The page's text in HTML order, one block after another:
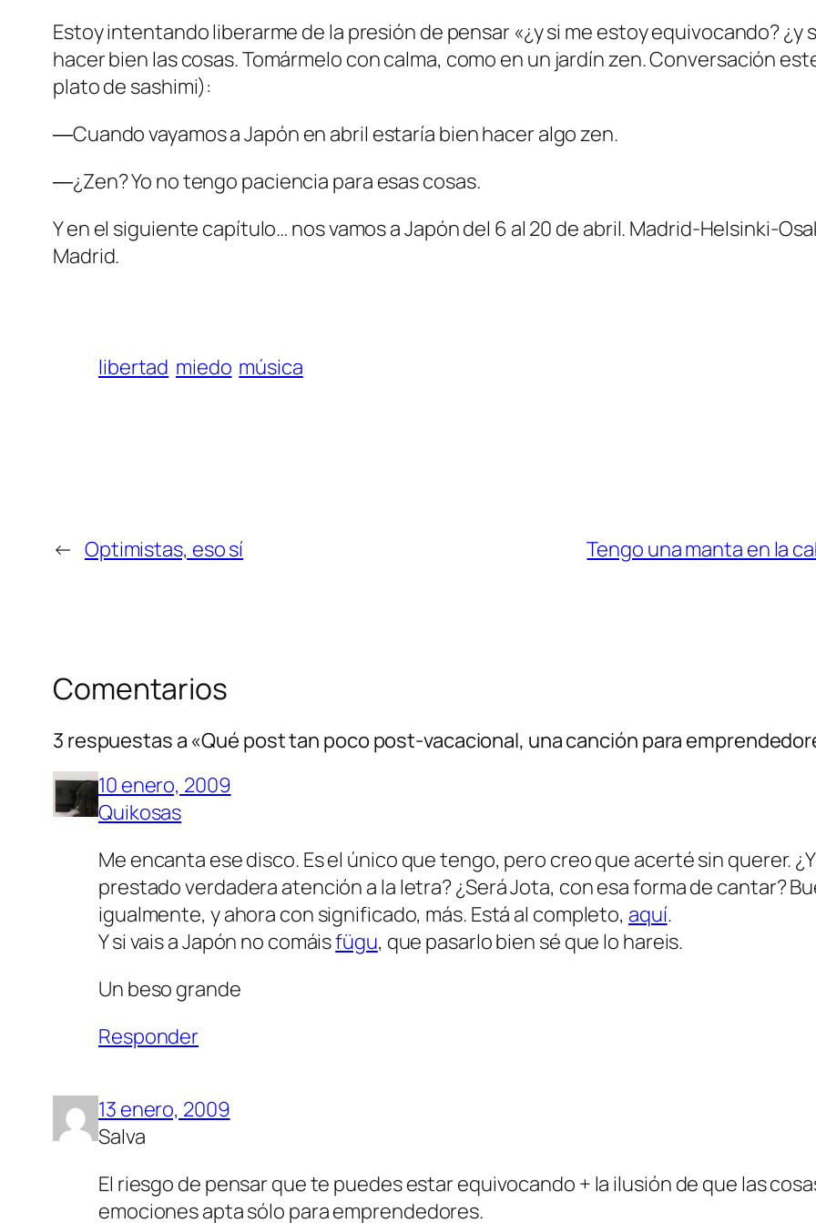
Estoy intentando liberarme de la presión de pensar «¿y si me estoy equivocando?
hacer bien las cosas. Tomármelo con calma, como en un jardín zen. Conversación
plato de sashimi):
―Cuando vayamos a Japón en abril estaría bien hacer algo zen.
―¿Zen? Yo no tengo paciencia para esas cosas.
Y en el siguiente capítulo… nos vamos a Japón del 6 al 20 de abril. Madrid-Helsinki-
Madrid.
libertad miedo música
← Optimistas, eso sí Tengo una manta en la
Comentarios
3 respuestas a «Qué post tan poco post-vacacional, una canción para
10 enero, 2009
Quikosas
Me encanta ese disco. Es el único que tengo, pero creo que acerté sin querer.
prestado verdadera atención a la letra? ¿Será Jota, con esa forma de cantar?
igualmente, y ahora con significado, más. Está al completo, aquí.
Y si vais a Japón no comáisfügu, que pasarlo bien sé que lo hareis.
Un beso grande
Responder
13 enero, 2009
Salva
El riesgo de pensar que te puedes estar equivocando + la ilusión de que las
emociones apta sólo para emprendedores.